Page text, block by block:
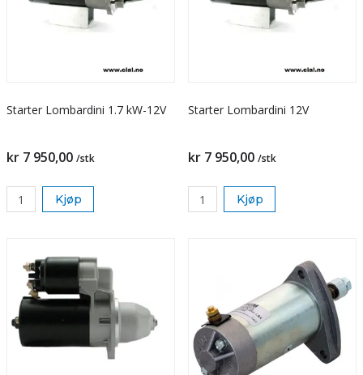
Starter Lombardini 1.7 kW-12V
kr 7 950,00 /stk
Kjøp
Starter Lombardini 12V
kr 7 950,00 /stk
Kjøp